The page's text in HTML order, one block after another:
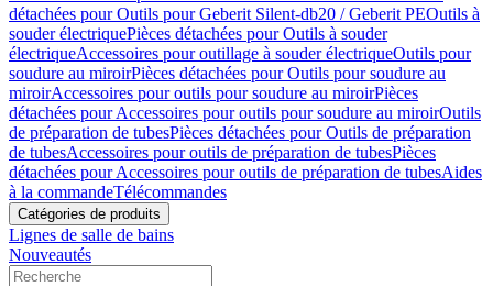
détachées pour Outils pour Geberit Silent-db20 / Geberit PEOutils à
souder électriquePièces détachées pour Outils à souder
électriqueAccessoires pour outillage à souder électriqueOutils pour
soudure au miroirPièces détachées pour Outils pour soudure au
miroirAccessoires pour outils pour soudure au miroirPièces
détachées pour Accessoires pour outils pour soudure au miroirOutils
de préparation de tubesPièces détachées pour Outils de préparation
de tubesAccessoires pour outils de préparation de tubesPièces
détachées pour Accessoires pour outils de préparation de tubesAides
à la commandeTélécommandes
Catégories de produits
Lignes de salle de bains
Nouveautés